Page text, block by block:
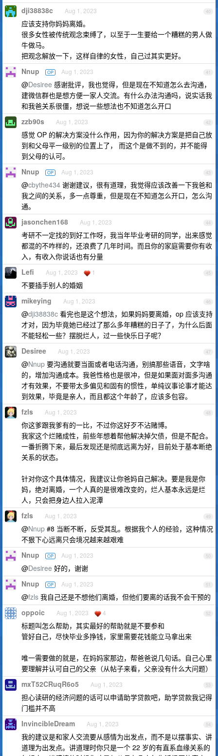
40
dji38838c Aug 1, 2023
应该支持你妈妈离婚。
很多女性被传统观念束缚了，以至于一生要给一个糟糕的男人做
牛做马。
把观念解放一下，这样自律的女性，自己过其实更好。
41
Nnup OP Aug 1, 2023
@Desiree 感谢批评，我也觉得，但是现在不知道怎么去沟通，
建微信群也是想方便一家人交流。有什么办法沟通吗，说实话我
和我爸关系很僵，想说一些想法也不知道怎么开口
42
zzb90s Aug 1, 2023
感觉 OP 的解决方案没什么作用，因为你的解决方案是把自己放
到和父母平一级别的位置上了， 而这个是做不到的，并不能得
到父母的认可。
43
Nnup OP Aug 1, 2023
@cbythe434 谢谢建议，很有道理，我觉得应该改善一下我爸和
我之间的关系，多一点尊重，但是现在不知道怎么开口，怎么沟
通。
44
jasonchen168 Aug 1, 2023
考研不一定找的到好工作呀，我当年毕业考研的同学，出来感觉
都混的不咋样的，还浪费了几年时间。而且你的家庭需要你有收
入，有收入你说话也有分量
45
Lefi Aug 1, 2023 1
不要插手别人的婚姻
46
mikeying Aug 1, 2023
@dji38838c 看完也是这个想法，如果妈妈要离婚，op 应该支持
才对，因为毕竟她已经过了那么多年糟糕的日子了，为什么后面
不能轻松一些？摆脱烂人，过一些快乐日子呢？
47
Desiree Aug 1, 2023
@Nnup 要沟通就要当面或者电话沟通，别搞那些语音，文字啥
的，增加沟通成本。我爸性格也是很冲，但是如果面对面多沟通
才有效果，不要带太多偏见和固有的惯性，单纯议事论事才能达
到效果，毕竟是亲人，而且都这个年龄了，应该多包容。
48
fzls Aug 1, 2023
你这爹跟我爹有的一比，不过你这好歹不沾赌博。
我家这个烂赌成性，前些年想着帮他解决掉欠债，但是不配合。
一番折腾下来，最后发现还是彻底远离为好，目前处于基本断绝
关系的状态。
针对你这个具体情况，我建议让你爸妈自己解决。要是我是你
妈，绝对离婚，一个人真的是很难改变的，烂人基本永远是烂
人，只会把身边人拉入泥潭
49
fzls Aug 1, 2023
@Nnup #8 当断不断，反受其乱。根据我个人的经验，这种情况
不狠下心远离只会境况越来越艰难
50
Nnup OP Aug 1, 2023
@Desiree 好的，谢谢
51
Nnup OP Aug 1, 2023
@fzls 我自己还是不想他们离婚，但他们要离的话我不会干预的
52
oppoic Aug 1, 2023 4
标题叫怎么帮助，其实最好的帮助就是不要参和
管好自己，尽快毕业多挣钱，家里需要花钱能立马拿出来
唯一需要做的就是，在妈妈家那边，帮爸爸说几句话。自己心里
要理解并认可自己的父亲（从帖子来看，父亲没有什么大问题）
53
mxT52CRuqR6o5 Aug 1, 2023
担心读研的经济问题的话可以申请助学贷款吧，助学贷款我记得
门槛并不高
54
InvincibleDream Aug 1, 2023
我的建议是和家人交流要从感情为出发点，而不是以摆事实、讲
道理为出发点。讲道理时你只是一个 22 岁的有直系血缘关系的